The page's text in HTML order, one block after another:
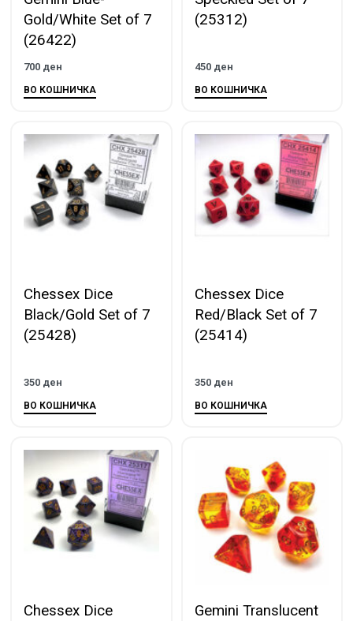
Gold/White Set of 7
(26422)
700 ден
ВО КОШНИЧКА
(25312)
450 ден
ВО КОШНИЧКА
Chessex Dice
Black/Gold Set of 7
(25428)
350 ден
ВО КОШНИЧКА
Chessex Dice
Red/Black Set of 7
(25414)
350 ден
ВО КОШНИЧКА
Chessex Dice
Gemini Translucent